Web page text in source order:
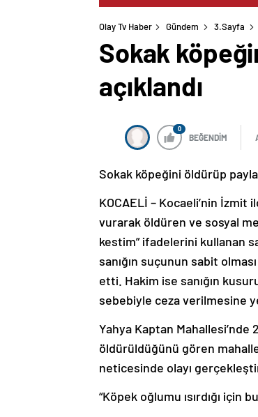
Olay Tv Haber Gündem 3.Sayfa
Sokak
açıklandı
0
BEĞENDİM
Sokak köpeğini öldürüp
KOCAELİ – Kocaeli’nin İzmit
vurarak öldüren ve sosyal
kestim” ifadelerini kullanan
sanığın suçunun sabit
etti. Hakim ise sanığın
sebebiyle ceza verilmesine
Yahya Kaptan
öldürüldüğünü gören
neticesinde olayı
“Köpek oğlumu ısırdığı